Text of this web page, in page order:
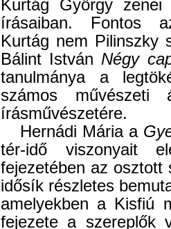
Kurtág György
írásaiban. Fontos
Kurtág nem Pilinszky
Bálint IstvánNégy
tanulmánya a
számos művészeti
írásművészetére.
Hernádi Mária a
tér-idő viszonyait
fejezetében az osztott
idősík részletes
amelyekben a Kisfiú
fejezete a szereplők